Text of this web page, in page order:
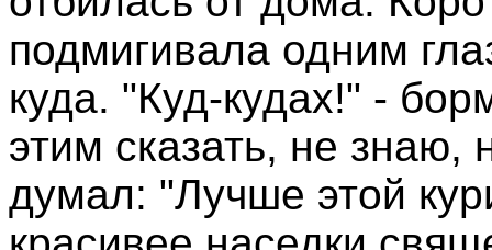
подмигивала одним
куда. "Куд-кудах!" -
этим сказать, не знаю,
думал: "Лучше этой